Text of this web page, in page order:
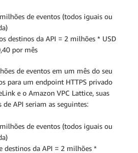
de eventos (todos iguais ou
destinos da API = 2 milhões * USD
por mês
de eventos em um mês do seu
para um endpoint HTTPS privado
e o Amazon VPC Lattice, suas
de API seriam as seguintes:
de eventos (todos iguais ou
destinos da API = 2 milhões *